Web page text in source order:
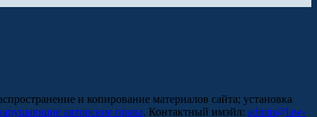
и копирование материалов сайта; установка
авторские права. Контактный имэйл: admin@law-